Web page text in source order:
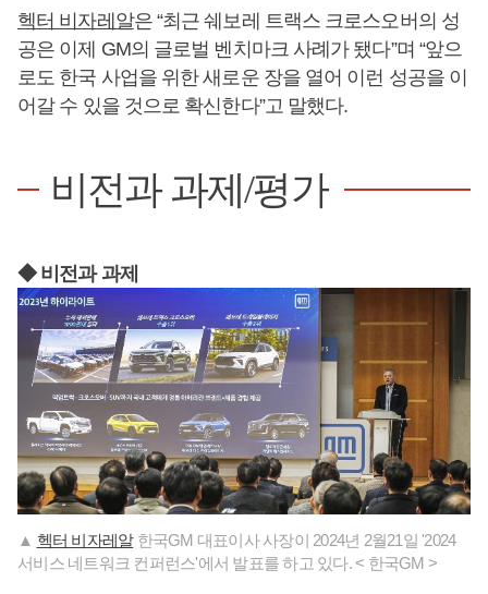
헥터 비자레알은 “최근 쉐보레 트랙스 크로스오버의 성
공은 이제 GM의 글로벌 벤치마크 사례가 됐다”며 “앞으
로도 한국 사업을 위한 새로운 장을 열어 이런 성공을 이
어갈 수 있을 것으로 확신한다”고 말했다.
비전과 과제/평가
◆ 비전과 과제
▲ 헥터 비자레알한국GM 대표이사 사장이 2024년 2월21일 '2024
서비스 네트워크 컨퍼런스'에서 발표를 하고 있다. < 한국GM >